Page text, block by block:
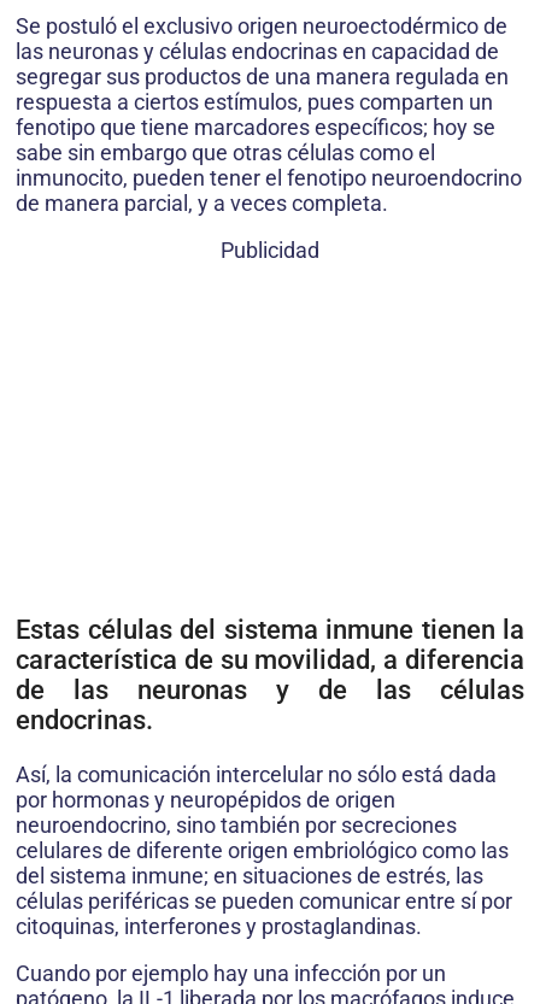
Se postuló el exclusivo origen neuroectodérmico de
las neuronas y células endocrinas en capacidad de
segregar sus productos de una manera regulada en
respuesta a ciertos estímulos, pues comparten un
fenotipo que tiene marcadores específicos; hoy se
sabe sin embargo que otras células como el
inmunocito, pueden tener el fenotipo neuroendocrino
de manera parcial, y a veces completa.
Publicidad
Estas células del sistema inmune tienen la
característica de su movilidad, a diferencia
de las neuronas y de las células
endocrinas.
Así, la comunicación intercelular no sólo está dada
por hormonas y neuropépidos de origen
neuroendocrino, sino también por secreciones
celulares de diferente origen embriológico como las
del sistema inmune; en situaciones de estrés, las
células periféricas se pueden comunicar entre sí por
citoquinas, interferones y prostaglandinas.
Cuando por ejemplo hay una infección por un